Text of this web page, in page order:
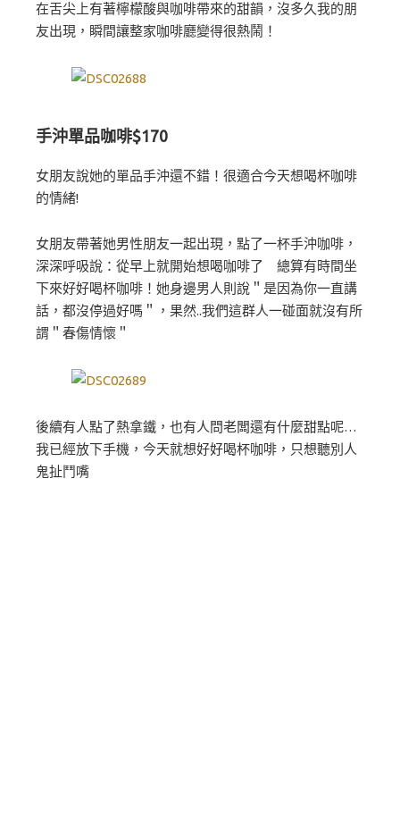
在舌尖上有著檸檬酸與咖啡帶來的甜韻，沒多久我的朋
友出現，瞬間讓整家咖啡廳變得很熱鬧！
手沖單品咖啡$170
女朋友說她的單品手沖還不錯！很適合今天想喝杯咖啡
的情緒!
女朋友帶著她男性朋友一起出現，點了一杯手沖咖啡，
深深呼吸說：從早上就開始想喝咖啡了 總算有時間坐
下來好好喝杯咖啡！她身邊男人則說＂是因為你一直講
話，都沒停過好嗎＂，果然..我們這群人一碰面就沒有所
謂＂春傷情懷＂
後續有人點了熱拿鐵，也有人問老闆還有什麼甜點呢…
我已經放下手機，今天就想好好喝杯咖啡，只想聽別人
鬼扯鬥嘴